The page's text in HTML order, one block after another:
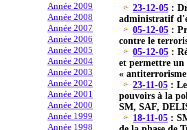
Année 2009
Année 2008
Année 2007
Année 2006
Année 2005
Année 2004
Année 2003
Année 2002
Année 2001
Année 2000
Année 1999
Année 1998
23-12-05 :
administratif
05-12-05 :
contre le
05-12-05 :
et permettre un
«
23-11-05 :
pouvoirs à la
SM, SAF,
18-11-05 :